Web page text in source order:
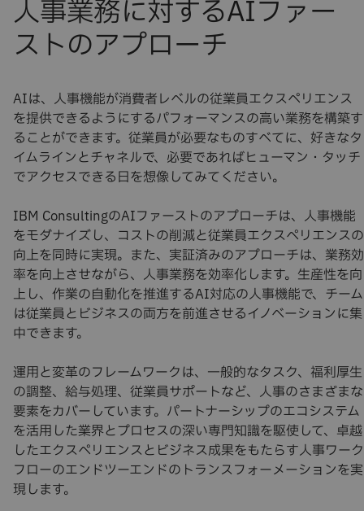
AIは、人事機能が消費者レベルの従業員エクスペリエンス
を提供できるようにするパフォーマンスの高い業務を構築す
ることができます。従業員が必要なものすべてに、好きなタ
イムラインとチャネルで、必要であればヒューマン・タッチ
でアクセスできる日を想像してみてください。
IBM ConsultingのAIファーストのアプローチは、人事機能
をモダナイズし、コストの削減と従業員エクスペリエンスの
向上を同時に実現。また、実証済みのアプローチは、業務効
率を向上させながら、人事業務を効率化します。生産性を向
上し、作業の自動化を推進するAI対応の人事機能で、チーム
は従業員とビジネスの両方を前進させるイノベーションに集
中できます。
運用と変革のフレームワークは、一般的なタスク、福利厚生
の調整、給与処理、従業員サポートなど、人事のさまざまな
要素をカバーしています。パートナーシップのエコシステム
を活用した業界とプロセスの深い専門知識を駆使して、卓越
したエクスペリエンスとビジネス成果をもたらす人事ワーク
フローのエンドツーエンドのトランスフォーメーションを実
現します。